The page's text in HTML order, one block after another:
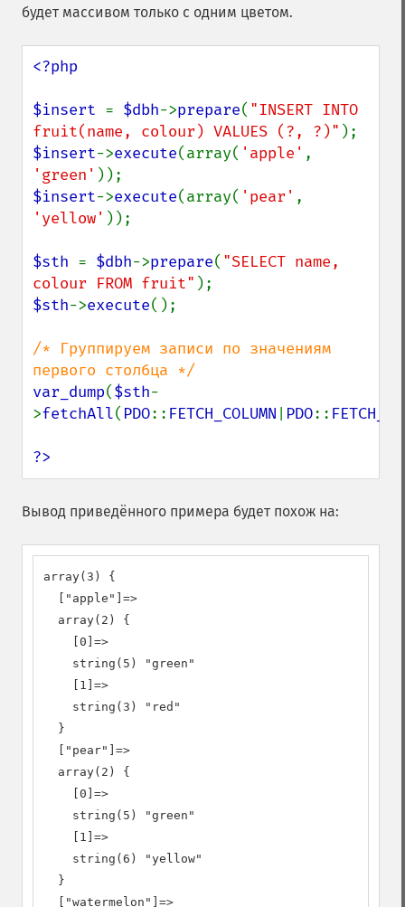
будет массивом только с одним цветом.
<?php
$insert = $dbh->prepare( "INSERT INTO
fruit(name, colour) VALUES (?, ?)"
$insert->execute(array( 'apple'
'green'
$insert->execute(array( 'pear'
'yellow' ));
$sth = $dbh->prepare( "SELECT name,
colour FROM fruit"
$sth->execute();
/* Группируем записи по значениям
var_dump($sth-
>fetchAll( PDO:: FETCH_COLUMN PDO::
?>
Вывод приведённого примера будет похож на:
array(3) {
  ["apple"]=>
  array(2) {
    [0]=>
    string(5) "green"
    [1]=>
    string(3) "red"
  }
  ["pear"]=>
  array(2) {
    [0]=>
    string(5) "green"
    [1]=>
    string(6) "yellow"
  }
  ["watermelon"]=>